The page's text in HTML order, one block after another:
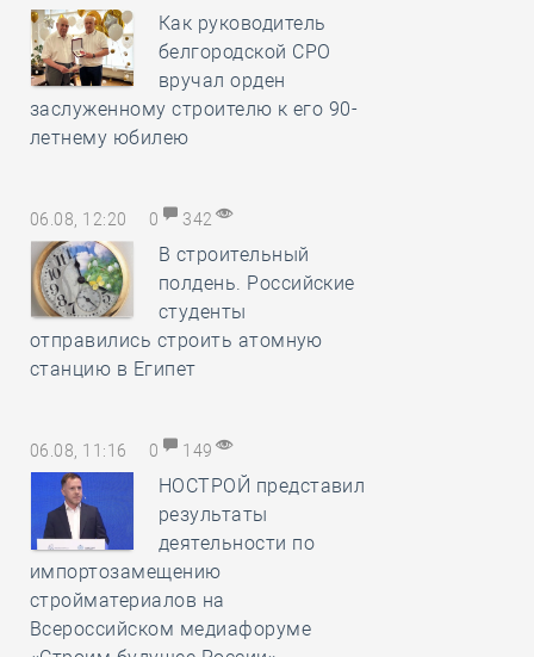
Как руководитель
белгородской СРО
вручал орден
заслуженному строителю к его 90-
летнему юбилею
06.08, 12:20 0 342
В строительный
полдень. Российские
студенты
отправились строить атомную
станцию в Египет
06.08, 11:16 0 149
НОСТРОЙ представил
результаты
деятельности по
импортозамещению
стройматериалов на
Всероссийском медиафоруме